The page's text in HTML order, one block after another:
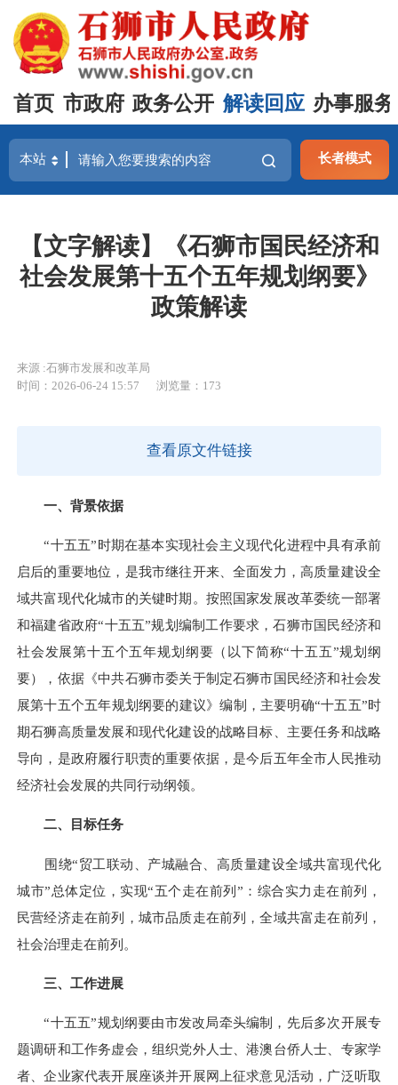
首页 市政府 政务公开 解读回应 办事服务
长者模式
【文字解读】《石狮市国民经济和
社会发展第十五个五年规划纲要》
政策解读
来源 :石狮市发展和改革局
时间：2026-06-24 15:57
浏览量： 173
查看原文件链接
一、背景依据
“十五五”时期在基本实现社会主义现代化进程中具有承前
启后的重要地位，是我市继往开来、全面发力，高质量建设全
域共富现代化城市的关键时期。按照国家发展改革委统一部署
和福建省政府“十五五”规划编制工作要求，石狮市国民经济和
社会发展第十五个五年规划纲要（以下简称“十五五”规划纲
要），依据《中共石狮市委关于制定石狮市国民经济和社会发
展第十五个五年规划纲要的建议》编制，主要明确“十五五”时
期石狮高质量发展和现代化建设的战略目标、主要任务和战略
导向，是政府履行职责的重要依据，是今后五年全市人民推动
经济社会发展的共同行动纲领。
二、目标任务
围绕“贸工联动、产城融合、高质量建设全域共富现代化
城市”总体定位，实现“五个走在前列”：综合实力走在前列，
民营经济走在前列，城市品质走在前列，全域共富走在前列，
社会治理走在前列。
三、工作进展
“十五五”规划纲要由市发改局牵头编制，先后多次开展专
题调研和工作务虚会，组织党外人士、港澳台侨人士、专家学
者、企业家代表开展座谈并开展网上征求意见活动，广泛听取